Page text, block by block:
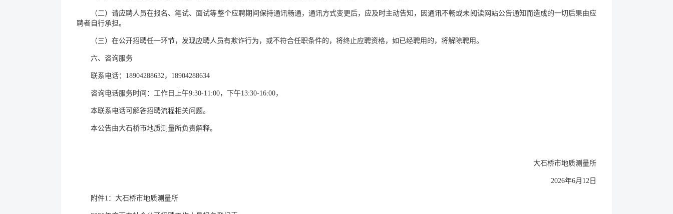
（二）请应聘人员在报名、笔试、面试等整个应聘期间保持通讯畅通，通讯方式变更后，应及时主动告知，因通讯不畅或未阅读网站公告通知而造成的一切后果由应
聘者自行承担。
（三）在公开招聘任一环节，发现应聘人员有欺诈行为，或不符合任职条件的，将终止应聘资格，如已经聘用的，将解除聘用。
六、咨询服务
联系电话：18904288632，18904288634
咨询电话服务时间：工作日上午9:30-11:00，下午13:30-16:00，
本联系电话可解答招聘流程相关问题。
本公告由大石桥市地质测量所负责解释。
大石桥市地质测量所
2026年6月12日
附件1：大石桥市地质测量所